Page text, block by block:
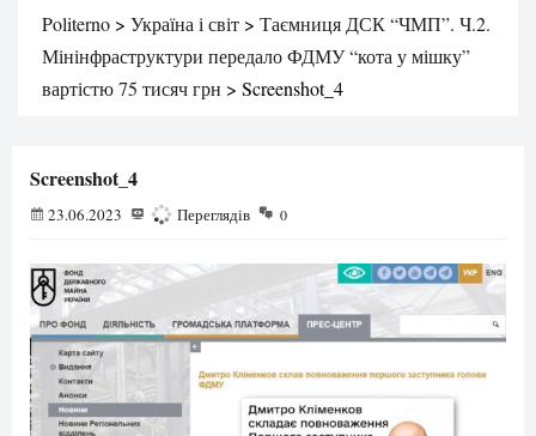
Politerno > Україна і світ > Таємниця ДСК “ЧМП”. Ч.2.
Мінінфраструктури передало ФДМУ “кота у мішку”
вартістю 75 тисяч грн > Screenshot_4
Screenshot_4
23.06.2023 100 Переглядів 0